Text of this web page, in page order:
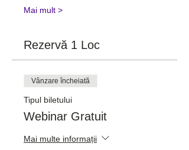
Mai mult >
Rezervă 1 Loc
Vânzare încheiată
Tipul biletului
Webinar Gratuit
Mai multe informații